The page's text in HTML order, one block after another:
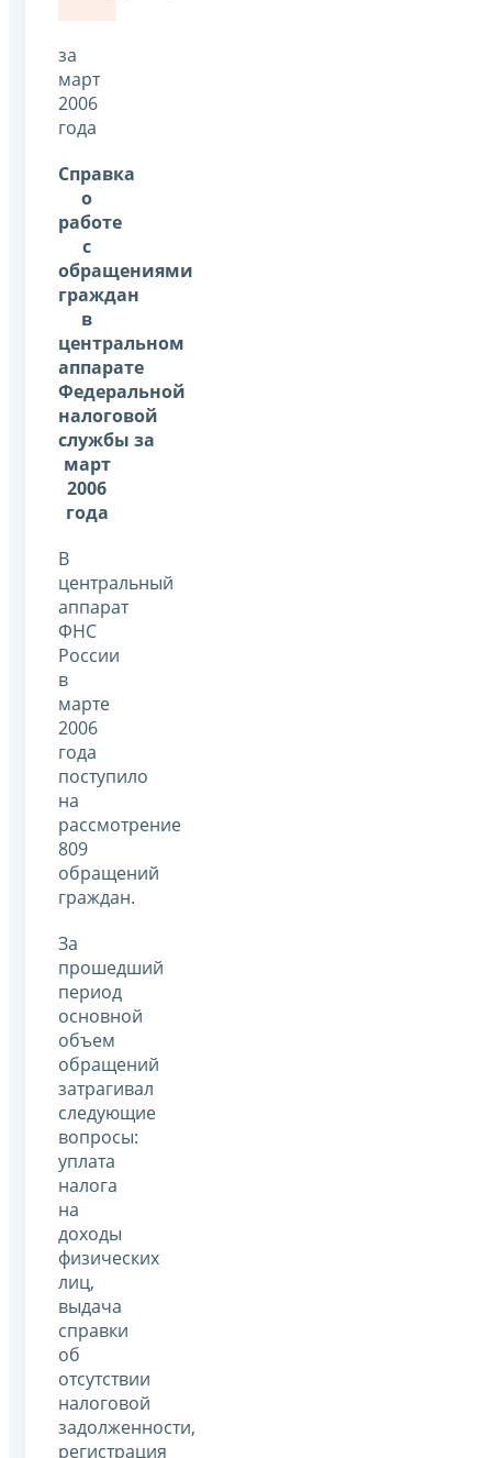
за
март
2006
года
Справка
о
работе
с
обращениями
граждан
в
центральном
аппарате
Федеральной
налоговой
службы за
март
2006
года
В
центральный
аппарат
ФНС
России
в
марте
2006
года
поступило
на
рассмотрение
809
обращений
граждан.
За
прошедший
период
основной
объем
обращений
затрагивал
следующие
вопросы:
уплата
налога
на
доходы
физических
лиц,
выдача
справки
об
отсутствии
налоговой
задолженности,
регистрация